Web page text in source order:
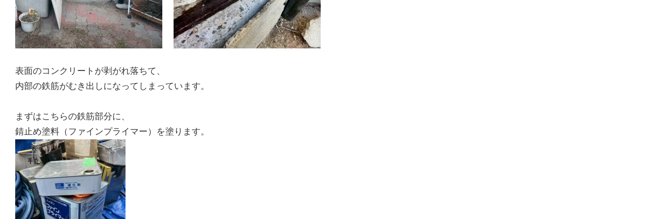
表面のコンクリートが剥がれ落ちて、
内部の鉄筋がむき出しになってしまっています。
まずはこちらの鉄筋部分に、
錆止め塗料（ファインプライマー）を塗ります。